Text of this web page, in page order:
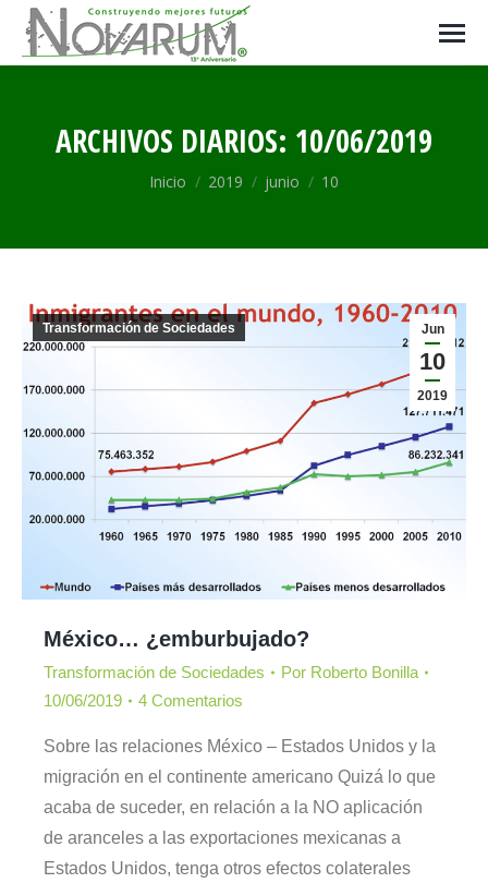
ARCHIVOS DIARIOS: 10/06/2019
Estás aquí:
Inicio 2019 junio 10
Jun
10
2019
Transformación de Sociedades
México… ¿emburbujado?
Transformación de Sociedades Por Roberto Bonilla
10/06/2019
4 Comentarios
Sobre las relaciones México – Estados Unidos y la
migración en el continente americano Quizá lo que
acaba de suceder, en relación a la NO aplicación
de aranceles a las exportaciones mexicanas a
Estados Unidos, tenga otros efectos colaterales